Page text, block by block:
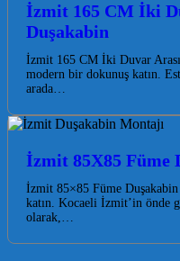
İzmit 165 CM İki
Duşakabin
İzmit 165 CM İki Duvar
modern bir dokunuş katın.
arada…
İzmit 85X85 Füme
İzmit 85×85 Füme
katın. Kocaeli İzmit’in önde
olarak,…